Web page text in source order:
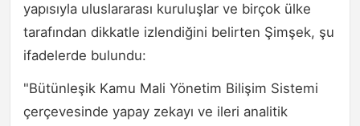
yapısıyla uluslararası kuruluşlar ve birçok ülke
tarafından dikkatle izlendiğini belirten Şimşek, şu
ifadelerde bulundu:
"Bütünleşik Kamu Mali Yönetim Bilişim Sistemi
çerçevesinde yapay zekayı ve ileri analitik